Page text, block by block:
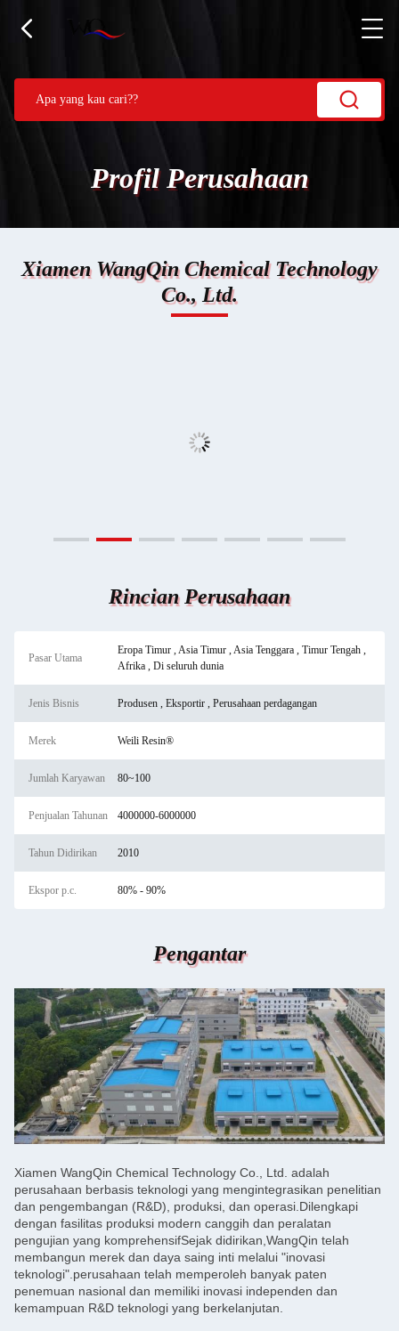
Profil Perusahaan
Xiamen WangQin Chemical Technology
Co., Ltd.
Rincian Perusahaan
Pasar Utama
Eropa Timur , Asia Timur , Asia Tenggara , Timur Tengah ,
Afrika , Di seluruh dunia
Jenis Bisnis Produsen , Eksportir , Perusahaan perdagangan
Merek Weili Resin®
Jumlah Karyawan 80~100
Penjualan Tahunan 4000000-6000000
Tahun Didirikan 2010
Ekspor p.c. 80% - 90%
Pengantar
Xiamen WangQin Chemical Technology Co., Ltd. adalah
perusahaan berbasis teknologi yang mengintegrasikan penelitian
dan pengembangan (R&D), produksi, dan operasi.Dilengkapi
dengan fasilitas produksi modern canggih dan peralatan
pengujian yang komprehensifSejak didirikan,WangQin telah
membangun merek dan daya saing inti melalui "inovasi
teknologi".perusahaan telah memperoleh banyak paten
penemuan nasional dan memiliki inovasi independen dan
kemampuan R&D teknologi yang berkelanjutan.